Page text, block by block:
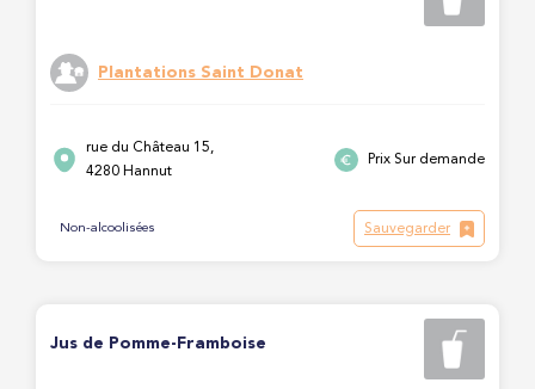
Plantations Saint Donat
rue du Château 15,
4280 Hannut
Prix Sur demande
Non-alcoolisées Sauvegarder
Jus de Pomme-Framboise